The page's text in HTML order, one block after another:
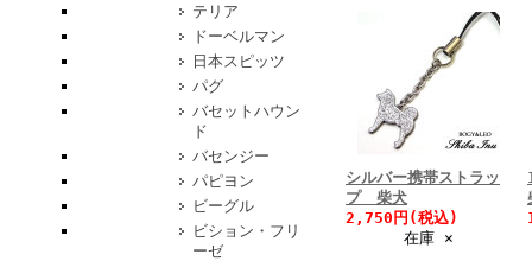
テリア
ドーベルマン
日本スピッツ
パグ
バセットハウン
ド
バセンジー
パピヨン
ビーグル
ビション・フリ
ーゼ
シルバー携帯ストラッ
プ 柴犬
2,750円(税込)
在庫 ×